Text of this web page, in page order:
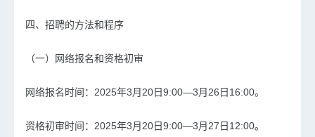
四、招聘的方法和程序
（一）网络报名和资格初审
网络报名时间：2025年3月20日9:00—3月26日16:00。
资格初审时间：2025年3月20日9:00—3月27日12:00。